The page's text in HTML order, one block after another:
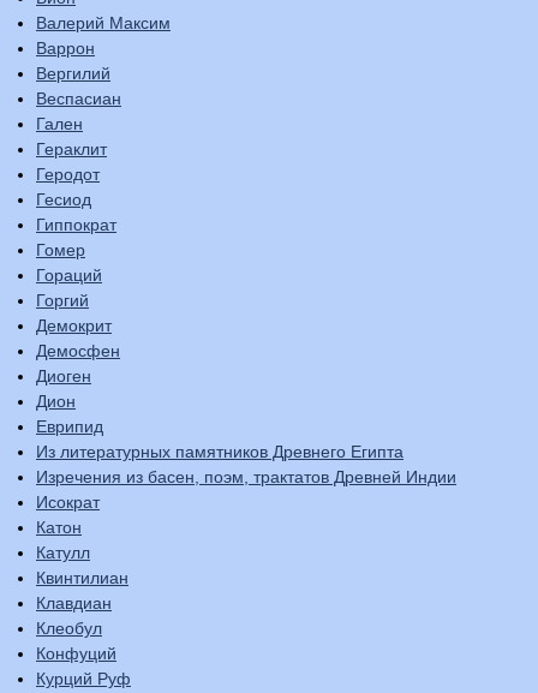
Валерий Максим
Варрон
Вергилий
Веспасиан
Гален
Гераклит
Геродот
Гесиод
Гиппократ
Гомер
Гораций
Горгий
Демокрит
Демосфен
Диоген
Дион
Еврипид
Из литературных памятников Древнего Египта
Изречения из басен, поэм, трактатов Древней Индии
Исократ
Катон
Катулл
Квинтилиан
Клавдиан
Клеобул
Конфуций
Курций Руф